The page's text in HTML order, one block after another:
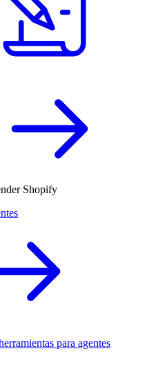
Shopify
para agentes